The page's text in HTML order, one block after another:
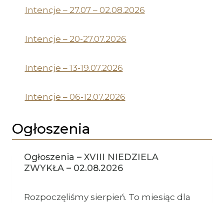
Intencje – 27.07 – 02.08.2026
Intencje – 20-27.07.2026
Intencje – 13-19.07.2026
Intencje – 06-12.07.2026
Ogłoszenia
Ogłoszenia – XVIII NIEDZIELA
ZWYKŁA – 02.08.2026
Rozpoczęliśmy sierpień. To miesiąc dla